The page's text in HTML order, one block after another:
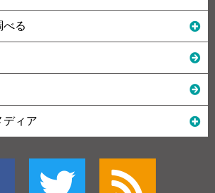
べる
ディア